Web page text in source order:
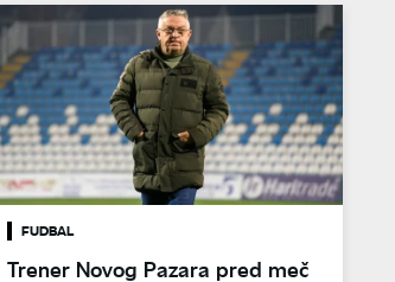
FUDBAL
Trener Novog Pazara pred meč